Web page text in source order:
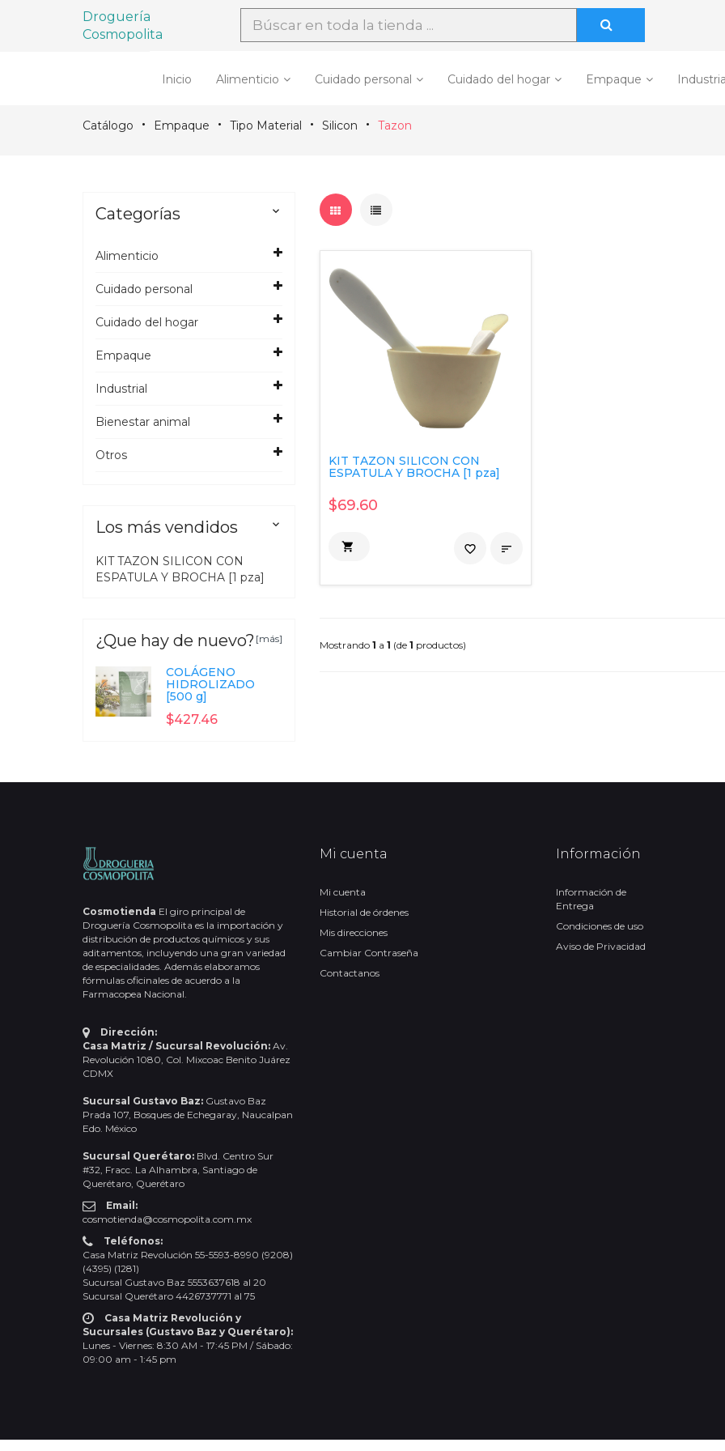
Droguería
Cosmopolita
Inicio Alimenticio Cuidado personal Cuidado del hogar Empaque
Catálogo Empaque Tipo Material Silicon Tazon
KIT TAZON SILICON CON
ESPATULA Y BROCHA [1 pza]
$69.60
 
favorite_border
Mostrando 1 a 1 (de 1 productos)
Categorías 
Alimenticio
Cuidado personal
Cuidado del hogar
Empaque
Industrial
Bienestar animal
Otros
Los más vendidos 
KIT TAZON SILICON CON
ESPATULA Y BROCHA [1 pza]
¿Que hay de nuevo? [más]
COLÁGENO
HIDROLIZADO
[500 g]
$427.46
Cosmotienda El giro principal de
Droguería Cosmopolita es la importación y
distribución de productos químicos y sus
aditamentos, incluyendo una gran variedad
de especialidades. Además elaboramos
fórmulas oficinales de acuerdo a la
Farmacopea Nacional.
Dirección:
Casa Matriz / Sucursal Revolución: Av.
Revolución 1080, Col. Mixcoac Benito Juárez
CDMX
Sucursal Gustavo Baz: Gustavo Baz
Prada 107, Bosques de Echegaray, Naucalpan
Edo. México
Sucursal Querétaro: Blvd. Centro Sur
#32, Fracc. La Alhambra, Santiago de
Querétaro, Querétaro
Email:
cosmotienda@cosmopolita.com.mx
Teléfonos:
Casa Matriz Revolución 55-5593-8990 (9208)
(4395) (1281)
Sucursal Gustavo Baz 5553637618 al 20
Sucursal Querétaro 4426737771 al 75
Casa Matriz Revolución y
Sucursales (Gustavo Baz y Querétaro):
Lunes - Viernes: 8:30 AM - 17:45 PM / Sábado:
09:00 am - 1:45 pm
Mi cuenta
Mi cuenta
Historial de órdenes
Mis direcciones
Cambiar Contraseña
Contactanos
Información
Información de
Entrega
Condiciones de uso
Aviso de Privacidad